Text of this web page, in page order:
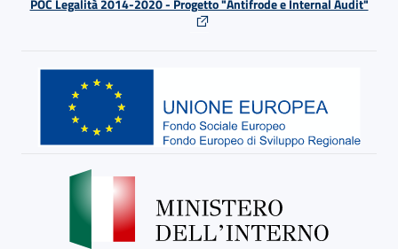
POC Legalità 2014-2020 - Progetto "Antifrode e Internal Audit"